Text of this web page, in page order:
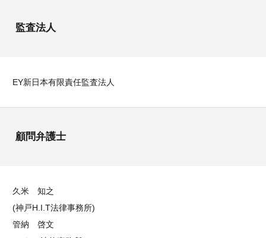
監査法人
EY新日本有限責任監査法人
顧問弁護士
久米 知之
(神戸H.I.T法律事務所)
管納 啓文